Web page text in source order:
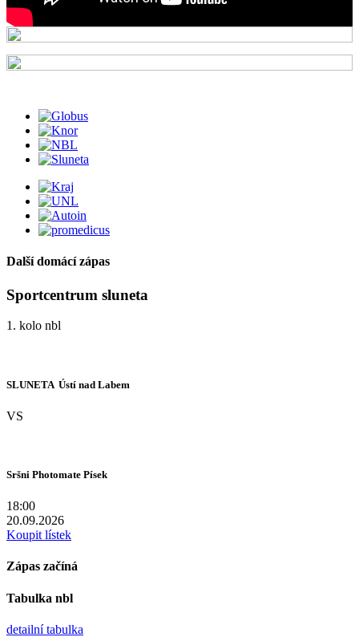
Další domácí zápas
Sportcentrum sluneta
1. kolo nbl
SLUNETA  Ústí nad Labem
VS
Sršni Photomate Písek
18:00
20.09.2026
Koupit lístek
Zápas začíná
Tabulka nbl
detailní tabulka